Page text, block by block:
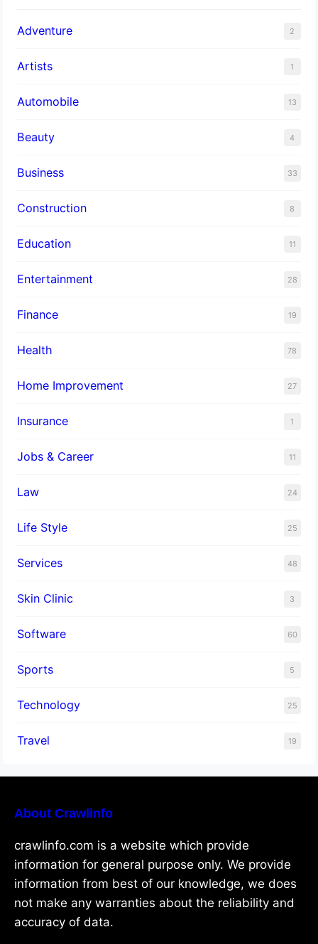
Adventure 2
Artists 1
Automobile 13
Beauty 4
Business 33
Construction 8
Education 11
Entertainment 28
Finance 19
Health 78
Home Improvement 27
Insurance 1
Jobs & Career 11
Law 24
Life Style 25
Services 48
Skin Clinic 3
Software 60
Sports 5
Technology 25
Travel 19
About Crawlinfo
crawlinfo.com is a website which provide
information for general purpose only. We provide
information from best of our knowledge, we does
not make any warranties about the reliability and
accuracy of data.